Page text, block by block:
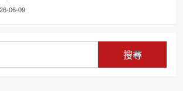
06-09